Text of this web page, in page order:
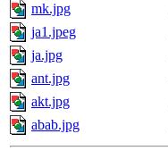
mk.jpg
ja1.jpeg
ja.jpg
ant.jpg
akt.jpg
abab.jpg